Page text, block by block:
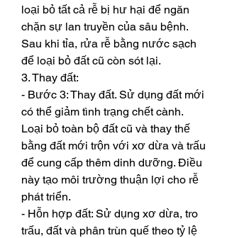
loại bỏ tất cả rễ bị hư hại để ngăn
chặn sự lan truyền của sâu bệnh.
Sau khi tỉa, rửa rễ bằng nước sạch
để loại bỏ đất cũ còn sót lại.
3. Thay đất:
- Bước 3: Thay đất. Sử dụng đất mới
có thể giảm tình trạng chết cành.
Loại bỏ toàn bộ đất cũ và thay thế
bằng đất mới trộn với xơ dừa và trấu
để cung cấp thêm dinh dưỡng. Điều
này tạo môi trường thuận lợi cho rễ
phát triển.
- Hỗn hợp đất: Sử dụng xơ dừa, tro
trấu, đất và phân trùn quế theo tỷ lệ